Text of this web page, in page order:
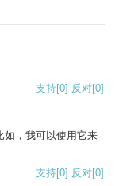
支持[0] 反对[0]
如，我可以使用它来
支持[0] 反对[0]